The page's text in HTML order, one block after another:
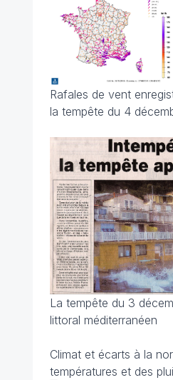
Rafales de vent
la tempête du 4
La tempête du 3
littoral méditerranéen
Climat et écarts à la
températures et des